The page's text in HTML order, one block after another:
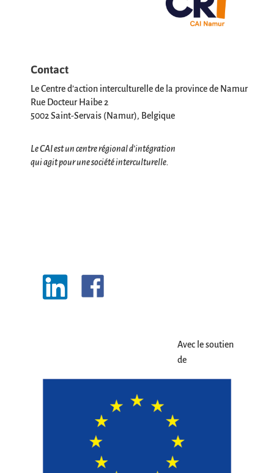
Contact
Le Centre d’action interculturelle de la province de Namur
Rue Docteur Haibe 2
5002 Saint-Servais (Namur), Belgique
Le CAI est un centre régional d’intégration
qui agit pour une société interculturelle.
Avec le soutien
de